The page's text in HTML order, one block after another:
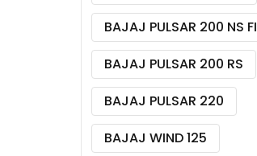
BAJAJ PULSAR 200 NS FI
BAJAJ PULSAR 200 RS
BAJAJ PULSAR 220
BAJAJ WIND 125